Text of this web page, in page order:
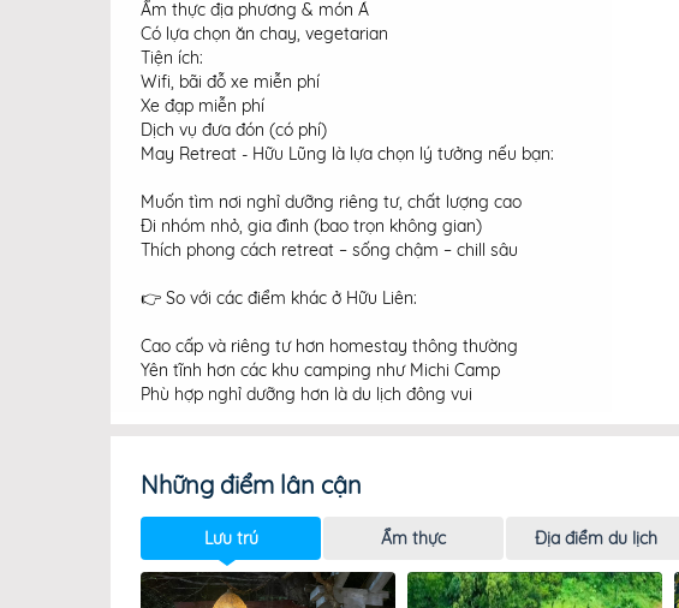
Ẩm thực địa phương & món Á
Có lựa chọn ăn chay, vegetarian
Tiện ích:
Wifi, bãi đỗ xe miễn phí
Xe đạp miễn phí
Dịch vụ đưa đón (có phí)
May Retreat - Hữu Lũng là lựa chọn lý tưởng nếu bạn:
Muốn tìm nơi nghỉ dưỡng riêng tư, chất lượng cao
Đi nhóm nhỏ, gia đình (bao trọn không gian)
Thích phong cách retreat – sống chậm – chill sâu
👉 So với các điểm khác ở Hữu Liên:
Cao cấp và riêng tư hơn homestay thông thường
Yên tĩnh hơn các khu camping như Michi Camp
Phù hợp nghỉ dưỡng hơn là du lịch đông vui
Những điểm lân cận
Lưu trú Ẩm thực Địa điểm du lịch